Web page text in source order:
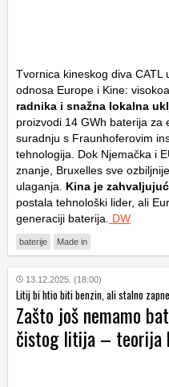
Tvornica kineskog diva CATL
odnosa Europe i Kine:
radnika i snažna lokalna
proizvodi 14 GWh baterija za
suradnju s Fraunhoferovim
tehnologija. Dok Njemačka i
znanje, Bruxelles sve
ulaganja. Kina je
postala tehnološki lider, ali
generaciji baterija. DW
baterije Made in
13.12.2025. (18:00)
Litij bi htio biti benzin, ali stalno
Zašto još nemamo
čistog litija – teorija